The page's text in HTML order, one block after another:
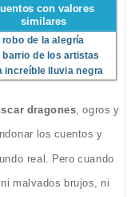
con valores
similares
robo de la alegría
barrio de los artistas
increíble lluvia negra
dragones , ogros y
los cuentos y
real. Pero cuando
, ni malvados brujos, ni